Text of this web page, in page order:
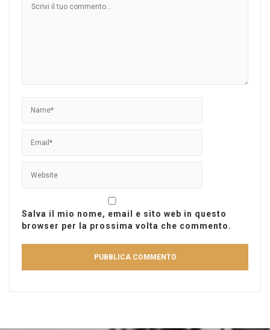
Salva il mio nome, email e sito web in questo
browser per la prossima volta che commento.